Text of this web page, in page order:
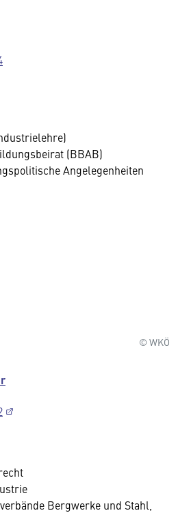
(BBAB)
Angelegenheiten
© WKÖ
Bergwerke und Stahl,